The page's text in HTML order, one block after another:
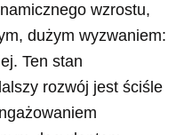
wzrostu,
dużym wyzwaniem:
Ten stan
rozwój jest ściśle